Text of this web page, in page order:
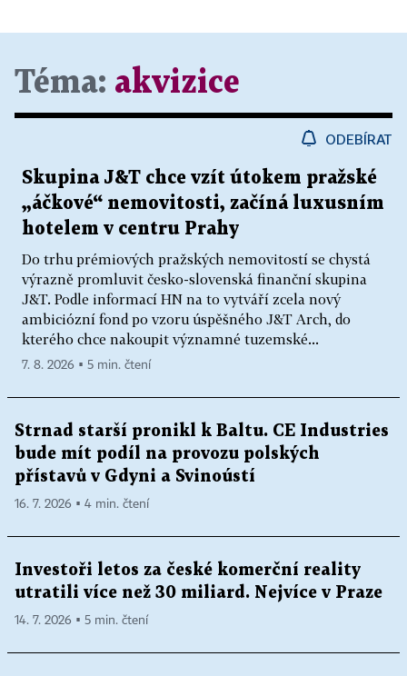
Téma: akvizice
ODEBÍRAT
Skupina J&T chce vzít útokem pražské
„áčkové“ nemovitosti, začíná luxusním
hotelem v centru Prahy
Do trhu prémiových pražských nemovitostí se chystá
výrazně promluvit česko-slovenská finanční skupina
J&T. Podle informací HN na to vytváří zcela nový
ambiciózní fond po vzoru úspěšného J&T Arch, do
kterého chce nakoupit významné tuzemské...
7. 8. 2026 ▪ 5 min. čtení
Strnad starší pronikl k Baltu. CE Industries
bude mít podíl na provozu polských
přístavů v Gdyni a Svinoústí
16. 7. 2026 ▪ 4 min. čtení
Investoři letos za české komerční reality
utratili více než 30 miliard. Nejvíce v Praze
14. 7. 2026 ▪ 5 min. čtení